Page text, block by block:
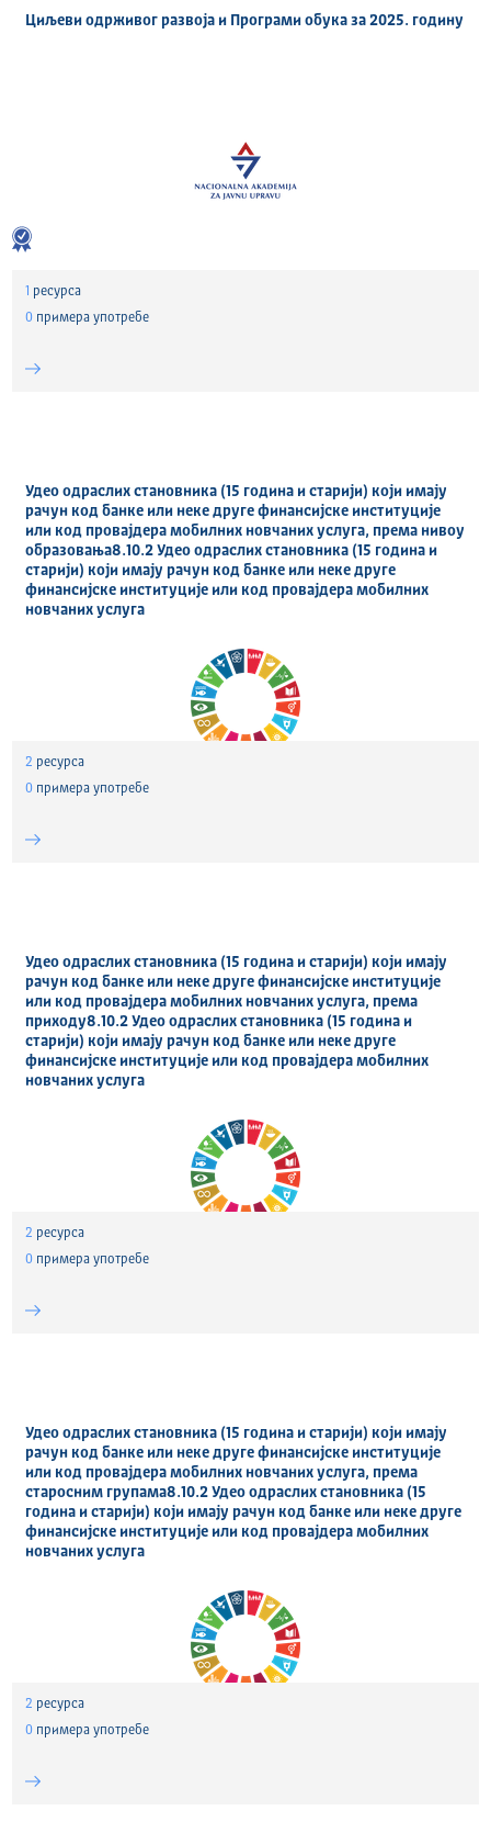
Циљеви одрживог развоја и Програми обука за 2025. годину
1 ресурса
0 примера употребе
Удео одраслих становника (15 година и старији) који имају
рачун код банке или неке друге финансијске институције
или код провајдера мобилних новчаних услуга, према нивоу
образовања8.10.2 Удео одраслих становника (15 година и
старији) који имају рачун код банке или неке друге
финансијске институције или код провајдера мобилних
новчаних услуга
2 ресурса
0 примера употребе
Удео одраслих становника (15 година и старији) који имају
рачун код банке или неке друге финансијске институције
или код провајдера мобилних новчаних услуга, према
приходу8.10.2 Удео одраслих становника (15 година и
старији) који имају рачун код банке или неке друге
финансијске институције или код провајдера мобилних
новчаних услуга
2 ресурса
0 примера употребе
Удео одраслих становника (15 година и старији) који имају
рачун код банке или неке друге финансијске институције
или код провајдера мобилних новчаних услуга, према
старосним групама8.10.2 Удео одраслих становника (15
година и старији) који имају рачун код банке или неке друге
финансијске институције или код провајдера мобилних
новчаних услуга
2 ресурса
0 примера употребе